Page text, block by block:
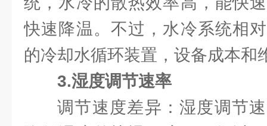
快速降温。不过，水冷系统相
的冷却水循环装置，设备成本和
3.湿度调节速率
调节速度差异：湿度调节